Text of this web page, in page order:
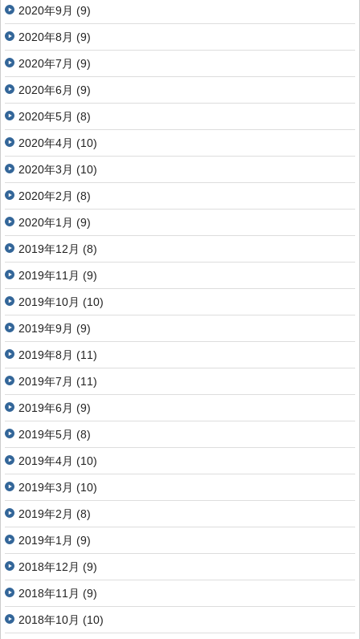
2020年9月 (9)
2020年8月 (9)
2020年7月 (9)
2020年6月 (9)
2020年5月 (8)
2020年4月 (10)
2020年3月 (10)
2020年2月 (8)
2020年1月 (9)
2019年12月 (8)
2019年11月 (9)
2019年10月 (10)
2019年9月 (9)
2019年8月 (11)
2019年7月 (11)
2019年6月 (9)
2019年5月 (8)
2019年4月 (10)
2019年3月 (10)
2019年2月 (8)
2019年1月 (9)
2018年12月 (9)
2018年11月 (9)
2018年10月 (10)